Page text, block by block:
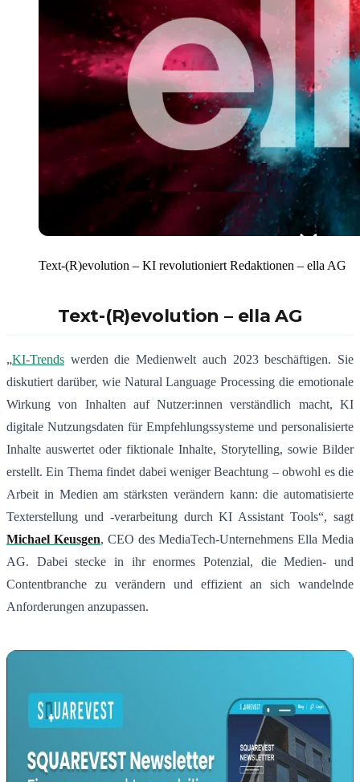
Text-(R)evolution – KI revolutioniert Redaktionen – ella AG
Text-(R)evolution – ella AG
„KI-Trends werden die Medienwelt auch 2023 beschäftigen. Sie
diskutiert darüber, wie Natural Language Processing die emotionale
Wirkung von Inhalten auf Nutzer:innen verständlich macht, KI
digitale Nutzungsdaten für Empfehlungssysteme und personalisierte
Inhalte auswertet oder fiktionale Inhalte, Storytelling, sowie Bilder
erstellt. Ein Thema findet dabei weniger Beachtung – obwohl es die
Arbeit in Medien am stärksten verändern kann: die automatisierte
Texterstellung und -verarbeitung durch KI Assistant Tools“, sagt
Michael Keusgen, CEO des MediaTech-Unternehmens Ella Media
AG. Dabei stecke in ihr enormes Potenzial, die Medien- und
Contentbranche zu verändern und effizient an sich wandelnde
Anforderungen anzupassen.